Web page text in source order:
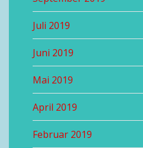
Juli 2019
Juni 2019
Mai 2019
April 2019
Februar 2019